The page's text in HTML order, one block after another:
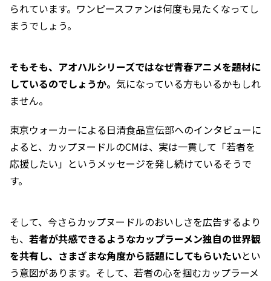
られています。ワンピースファンは何度も見たくなってし
まうでしょう。
そもそも、アオハルシリーズではなぜ青春アニメを題材に
しているのでしょうか。 気になっている方もいるかもしれ
ません。
東京ウォーカーによる日清食品宣伝部へのインタビューに
よると、カップヌードルのCMは、実は一貫して「若者を
応援したい」というメッセージを発し続けているそうで
す。
そして、今さらカップヌードルのおいしさを広告するより
も、 若者が共感できるようなカップラーメン独自の世界観
を共有し、さまざまな角度から話題にしてもらいたいとい
う意図があります。そして、若者の心を掴むカップラーメ